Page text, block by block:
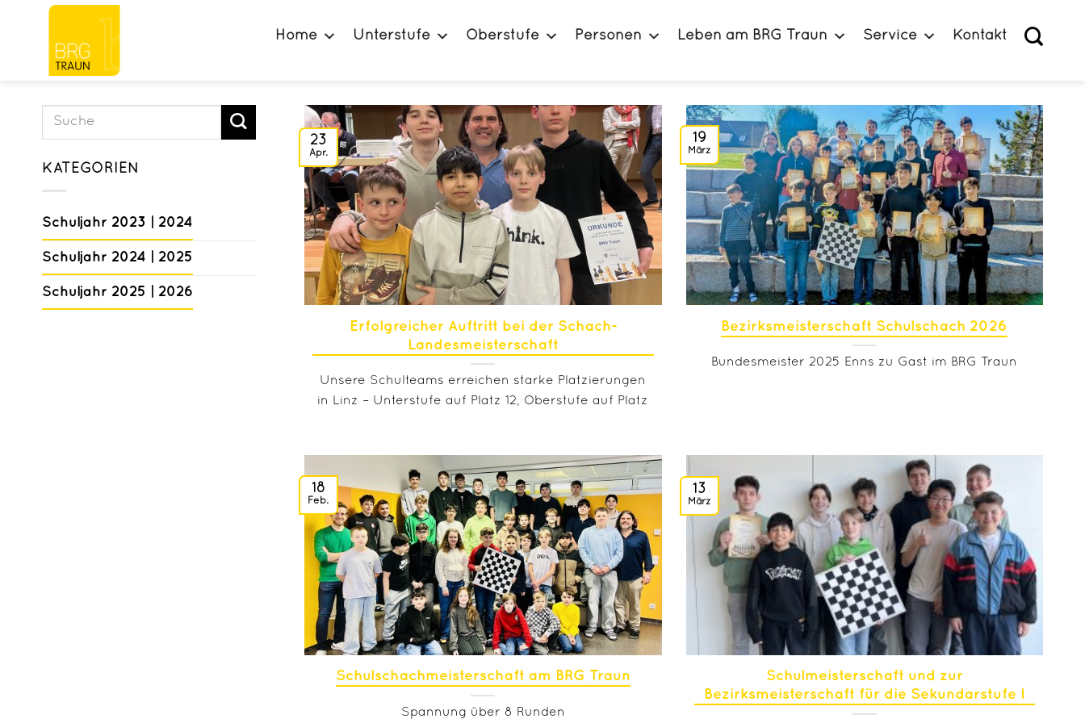
springen
Home Unterstufe Oberstufe Personen Leben am BRG Traun Service Kontakt
KATEGORIEN
Schuljahr 2023 | 2024
Schuljahr 2024 | 2025
Schuljahr 2025 | 2026
Erfolgreicher Auftritt bei der Schach-
Landesmeisterschaft
Unsere Schulteams erreichen starke Platzierungen
in Linz – Unterstufe auf Platz 12, Oberstufe auf Platz
23
Apr.
Bezirksmeisterschaft Schulschach 2026
Bundesmeister 2025 Enns zu Gast im BRG Traun
19
März
Schulschachmeisterschaft am BRG Traun
Spannung über 8 Runden
18
Feb.
Schulmeisterschaft und zur
Bezirksmeisterschaft für die Sekundarstufe I
13
März